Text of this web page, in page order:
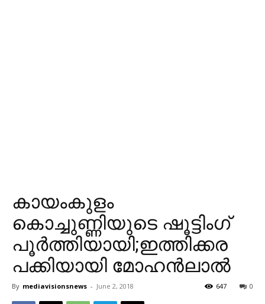
കായംകുളം
കൊച്ചുണ്ണിയുടെ ഷൂട്ടിംഗ്
പൂര്‍ത്തിയായി;ഇത്തിക്കര
പക്കിയായി മോഹന്‍ലാല്‍
By mediavisionsnews - June 2, 2018 0
647